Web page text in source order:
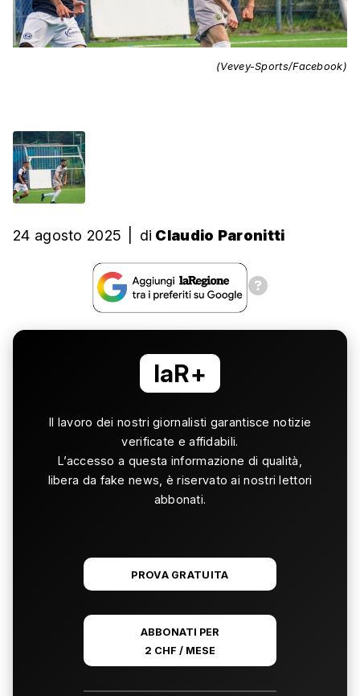
(Vevey-Sports/Facebook)
24 agosto 2025 di Claudio Paronitti
laR+
Il lavoro dei nostri giornalisti garantisce notizie
verificate e affidabili.
L’accesso a questa informazione di qualità,
libera da fake news, è riservato ai nostri lettori
abbonati.
PROVA GRATUITA
ABBONATI PER
2 CHF / MESE